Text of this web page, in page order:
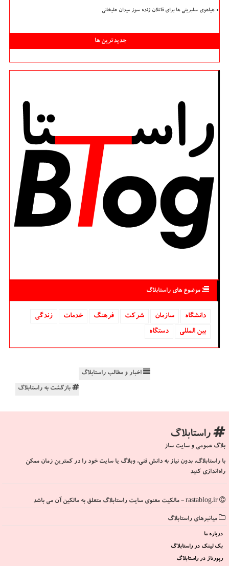
هیاهوی سلبریتی ها برای قاتلان زنده سوز میدان علیخانی
جدیدترین ها
موضوع های راستابلاگ
دانشگاه‌ سازمان شركت فرهنگ خدمات
زندگی
بین المللی
دستگاه
اخبار و مطالب راستابلاگ
بازگشت به راستابلاگ
راستابلاگ
بلاگ عمومی و سایت ساز
با راستابلاگ، بدون نیاز به دانش فنی، وبلاگ یا سایت خود را در کمترین زمان ممکن
راه‌اندازی کنید
میانبرهای راستابلاگ
درباره ما
بک لینک در راستابلاگ
رپورتاژ در راستابلاگ